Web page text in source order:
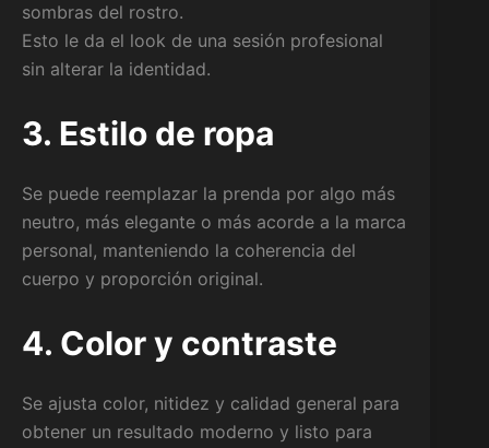
sombras del rostro.
Esto le da el look de una sesión profesional
sin alterar la identidad.
3. Estilo de ropa
Se puede reemplazar la prenda por algo más
neutro, más elegante o más acorde a la marca
personal, manteniendo la coherencia del
cuerpo y proporción original.
4. Color y contraste
Se ajusta color, nitidez y calidad general para
obtener un resultado moderno y listo para